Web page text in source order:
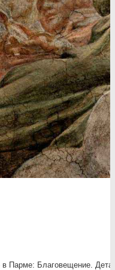
в Парме: Благовещение.